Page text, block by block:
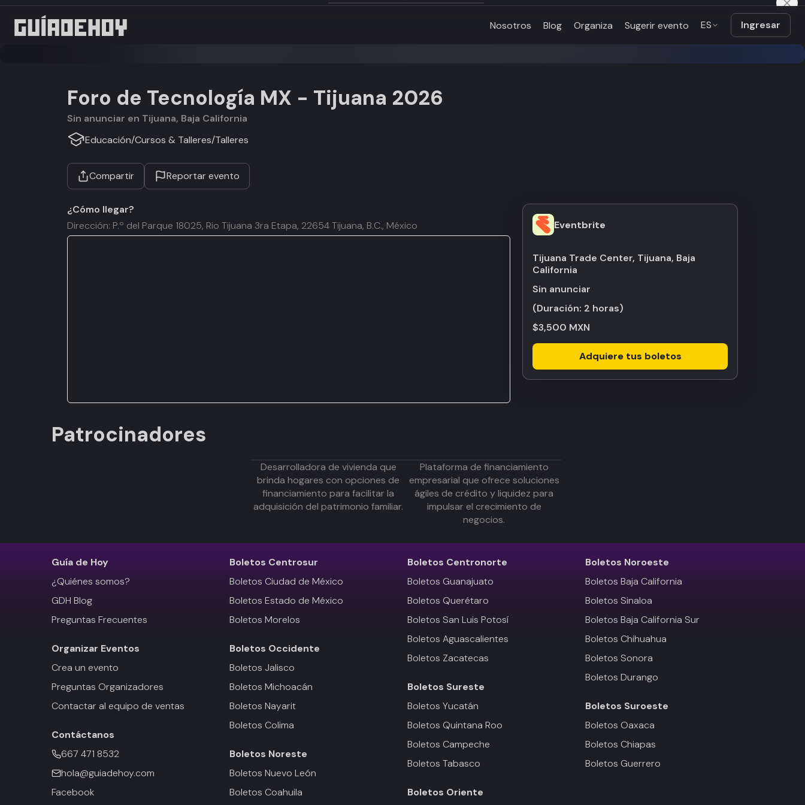
Nosotros Blog Organiza Sugerir evento ES Ingresar
Foro de Tecnología MX - Tijuana 2026
Sin anunciar en Tijuana, Baja California
Educación/Cursos & Talleres/Talleres
Compartir Reportar evento
Eventbrite
Tijuana Trade Center, Tijuana, Baja
California
Sin anunciar
(Duración: 2 horas)
$3,500 MXN
Adquiere tus boletos
¿Cómo llegar?
Dirección: P.º del Parque 18025, Rio Tijuana 3ra Etapa, 22654 Tijuana, B.C., México
Patrocinadores
Desarrolladora de vivienda que
brinda hogares con opciones de
financiamiento para facilitar la
adquisición del patrimonio familiar.
Plataforma de financiamiento
empresarial que ofrece soluciones
ágiles de crédito y liquidez para
impulsar el crecimiento de
negocios.
Guía de Hoy
¿Quiénes somos?
GDH Blog
Preguntas Frecuentes
Organizar Eventos
Crea un evento
Preguntas Organizadores
Contactar al equipo de ventas
Contáctanos
667 471 8532
hola@guiadehoy.com
Facebook
Boletos Centrosur
Boletos Ciudad de México
Boletos Estado de México
Boletos Morelos
Boletos Occidente
Boletos Jalisco
Boletos Michoacán
Boletos Nayarit
Boletos Colima
Boletos Noreste
Boletos Nuevo León
Boletos Coahuila
Boletos Centronorte
Boletos Guanajuato
Boletos Querétaro
Boletos San Luis Potosí
Boletos Aguascalientes
Boletos Zacatecas
Boletos Sureste
Boletos Yucatán
Boletos Quintana Roo
Boletos Campeche
Boletos Tabasco
Boletos Oriente
Boletos Noroeste
Boletos Baja California
Boletos Sinaloa
Boletos Baja California Sur
Boletos Chihuahua
Boletos Sonora
Boletos Durango
Boletos Suroeste
Boletos Oaxaca
Boletos Chiapas
Boletos Guerrero